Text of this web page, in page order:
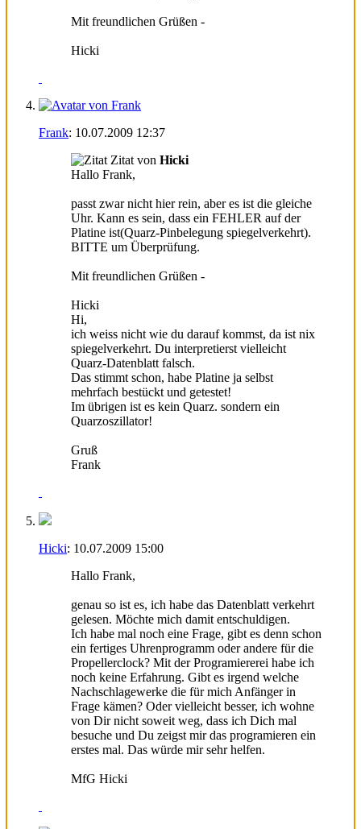
Mit freundlichen Grüßen -
Hicki
Frank: 10.07.2009 12:37
Zitat von Hicki
Hallo Frank,
passt zwar nicht hier rein, aber es ist die gleiche
Uhr. Kann es sein, dass ein FEHLER auf der
Platine ist(Quarz-Pinbelegung spiegelverkehrt).
BITTE um Überprüfung.
Mit freundlichen Grüßen -
Hicki
Hi,
ich weiss nicht wie du darauf kommst, da ist nix
spiegelverkehrt. Du interpretierst vielleicht
Quarz-Datenblatt falsch.
Das stimmt schon, habe Platine ja selbst
mehrfach bestückt und getestet!
Im übrigen ist es kein Quarz. sondern ein
Quarzoszillator!
Gruß
Frank
Hicki: 10.07.2009 15:00
Hallo Frank,
genau so ist es, ich habe das Datenblatt verkehrt
gelesen. Möchte mich damit entschuldigen.
Ich habe mal noch eine Frage, gibt es denn schon
ein fertiges Uhrenprogramm oder andere für die
Propellerclock? Mit der Programiererei habe ich
noch keine Erfahrung. Gibt es irgend welche
Nachschlagewerke die für mich Anfänger in
Frage kämen? Oder vielleicht besser, ich wohne
von Dir nicht soweit weg, dass ich Dich mal
besuche und Du zeigst mir das programieren ein
erstes mal. Das würde mir sehr helfen.
MfG Hicki